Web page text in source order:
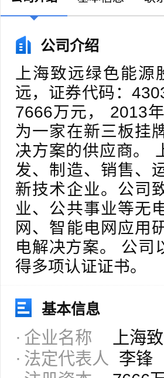
公司介绍
上海致远绿色能
远，证券代码：
7666万元， 2013
为一家在新三板挂
决方案的供应商。
发、制造、销售、
新技术企业。公司
业、公共事业等无
网、智能电网应用
电解决方案。 公司
得多项认证证书。
基本信息
企业名称
上海
法定代表人
李锋